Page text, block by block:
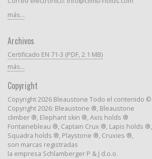
más...
Archivos
Certificado EN 71-3 (PDF, 2.1 MB)
más...
Copyright
Copyright 2026 Bleaustone Todo el contenido ©
Copyright 2026: Bleaustone ®, Bleaustone
climber ®, Elephant skin ®, Axis holds ®
Fontainebleau ®, Captain Crux ®, Lapis holds ®,
Squadra holds ®, Playstone ®, Cruxies ®,
son marcas registradas
la empresa Schlamberger P & J d.o.o.